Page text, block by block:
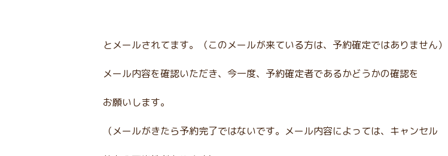
とメールされてます。（このメールが来ている方は、予約確定ではありません）
メール内容を確認いただき、今一度、予約確定者であるかどうかの確認を
お願いします。
（メールがきたら予約完了ではないです。メール内容によっては、キャンセル